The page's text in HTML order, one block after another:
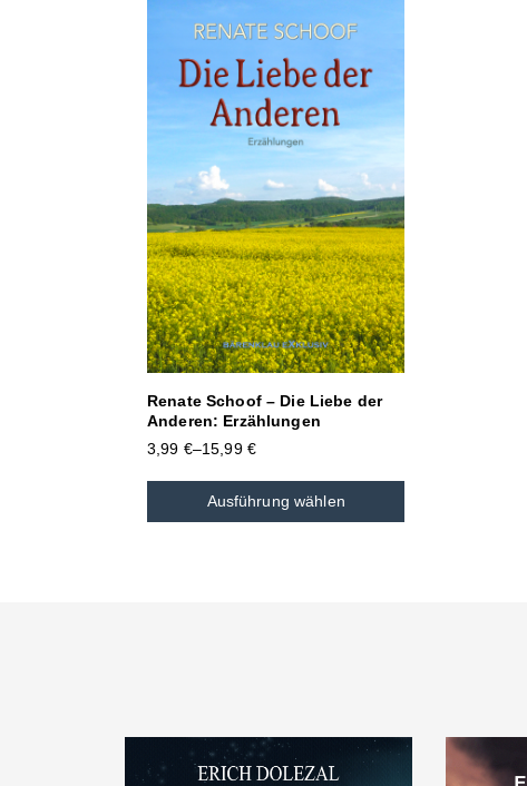
Renate Schoof – Die Liebe der
Anderen: Erzählungen
3,99 €–15,99 €
Ausführung wählen